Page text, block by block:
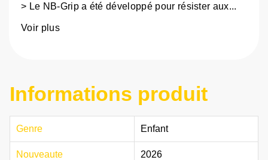
> Le NB-Grip a été développé pour résister aux...
Voir plus
Informations produit
Genre Enfant
Nouveaute 2026